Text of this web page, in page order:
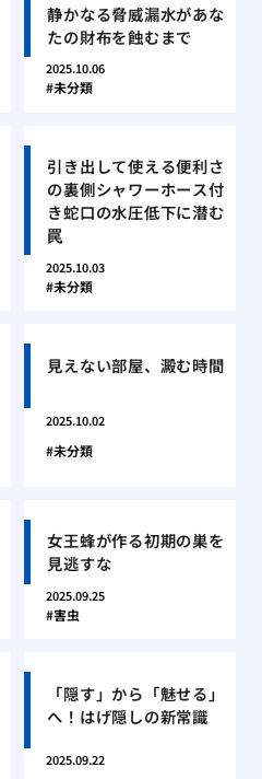
静かなる脅威漏水があな
たの財布を蝕むまで
2025.10.06
未分類
引き出して使える便利さ
の裏側シャワーホース付
き蛇口の水圧低下に潜む
罠
2025.10.03
未分類
見えない部屋、澱む時間
2025.10.02
未分類
女王蜂が作る初期の巣を
見逃すな
2025.09.25
害虫
「隠す」から「魅せる」
へ！はげ隠しの新常識
2025.09.22